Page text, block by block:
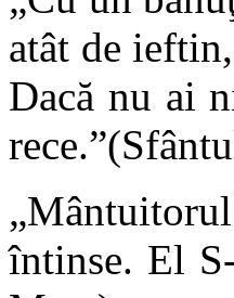
atât de
Dacă nu ai
întinse. El